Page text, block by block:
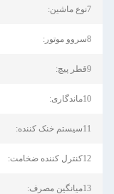
7نوع ماشین:
8سروو موتور:
9قطر پیچ:
10ماندگاری:
11سیستم خنک کننده:
12کنترل کننده ضخامت:
13میانگین مصرف: